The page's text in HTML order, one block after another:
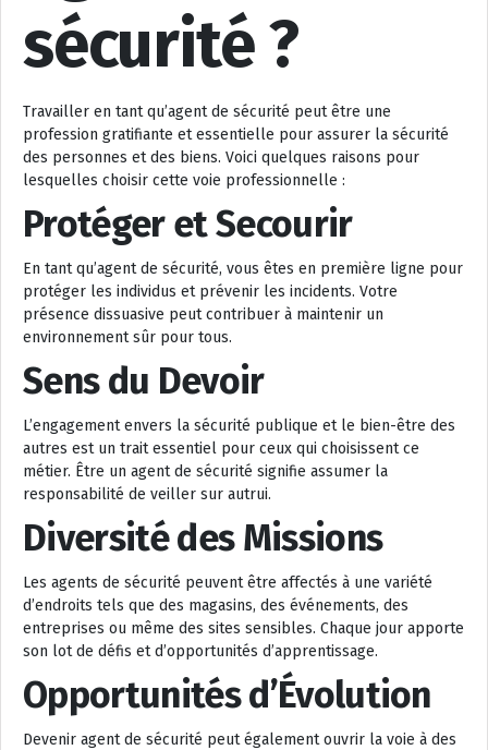
sécurité ?
Travailler en tant qu’agent de sécurité peut être une
profession gratifiante et essentielle pour assurer la sécurité
des personnes et des biens. Voici quelques raisons pour
lesquelles choisir cette voie professionnelle :
Protéger et Secourir
En tant qu’agent de sécurité, vous êtes en première ligne pour
protéger les individus et prévenir les incidents. Votre
présence dissuasive peut contribuer à maintenir un
environnement sûr pour tous.
Sens du Devoir
L’engagement envers la sécurité publique et le bien-être des
autres est un trait essentiel pour ceux qui choisissent ce
métier. Être un agent de sécurité signifie assumer la
responsabilité de veiller sur autrui.
Diversité des Missions
Les agents de sécurité peuvent être affectés à une variété
d’endroits tels que des magasins, des événements, des
entreprises ou même des sites sensibles. Chaque jour apporte
son lot de défis et d’opportunités d’apprentissage.
Opportunités d’Évolution
Devenir agent de sécurité peut également ouvrir la voie à des